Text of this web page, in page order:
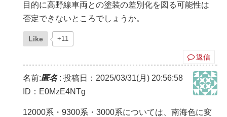
目的に高野線車両との塗装の差別化を図る可能性は
否定できないところでしょうか。
Like +11
返信
名前:匿名: 投稿日：2025/03/31(月) 20:56:58
ID：E0MzE4NTg
12000系・9300系・3000系については、南海色に変